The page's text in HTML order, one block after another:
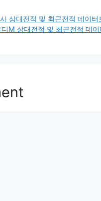
상대전적 및 최근전적 데이터
M 상대전적 및 최근전적 데이